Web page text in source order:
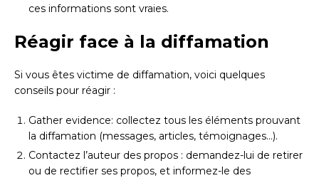
ces informations sont vraies.
Réagir face à la diffamation
Si vous êtes victime de diffamation, voici quelques
conseils pour réagir :
Gather evidence: collectez tous les éléments prouvant
la diffamation (messages, articles, témoignages…).
Contactez l’auteur des propos : demandez-lui de retirer
ou de rectifier ses propos, et informez-le des